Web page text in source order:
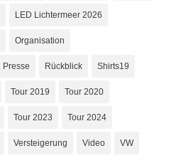
LED Lichtermeer 2026
Organisation
Presse Rückblick Shirts19
Tour 2019 Tour 2020
Tour 2023 Tour 2024
Versteigerung Video VW